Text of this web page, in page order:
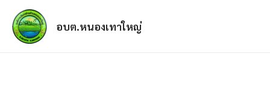
อบต.หนองเทาใหญ่